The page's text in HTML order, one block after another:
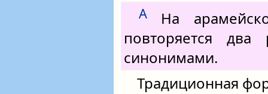
А На
повторяется два
синонимами.
Традиционная